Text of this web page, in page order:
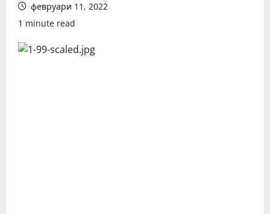
февруари 11, 2022
1 minute read